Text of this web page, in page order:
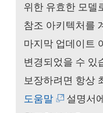
위한 유효한 모델
참조 아키텍처를
마지막 업데이트
변경되었을 수 있
보장하려면 항상
도움말(
설명서